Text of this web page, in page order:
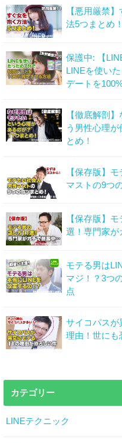
【悪用厳禁
法5つまとめ
保護中: 【
LINEを使い
デートを
【徹底解剖
う男性心理が
とめ！
【保存版】
マストの9つ
【保存版】
選！専門家
モテる男は
マジ！？3つ
点
サイコパスが
理由！世に
カテゴリー
LINEテクニック